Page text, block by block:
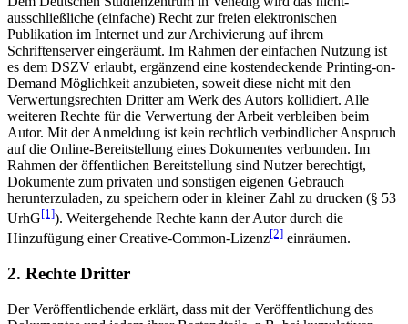
ausschließliche (einfache) Recht zur freien elektronischen
Publikation im Internet und zur Archivierung auf ihrem
Schriftenserver eingeräumt. Im Rahmen der einfachen Nutzung ist
es dem DSZV erlaubt, ergänzend eine kostendeckende Printing-on-
Demand Möglichkeit anzubieten, soweit diese nicht mit den
Verwertungsrechten Dritter am Werk des Autors kollidiert. Alle
weiteren Rechte für die Verwertung der Arbeit verbleiben beim
Autor. Mit der Anmeldung ist kein rechtlich verbindlicher Anspruch
auf die Online-Bereitstellung eines Dokumentes verbunden. Im
Rahmen der öffentlichen Bereitstellung sind Nutzer berechtigt,
Dokumente zum privaten und sonstigen eigenen Gebrauch
herunterzuladen, zu speichern oder in kleiner Zahl zu drucken (§ 53
UrhG[1]). Weitergehende Rechte kann der Autor durch die
Hinzufügung einer Creative-Common-Lizenz[2] einräumen.
2. Rechte Dritter
Der Veröffentlichende erklärt, dass mit der Veröffentlichung des